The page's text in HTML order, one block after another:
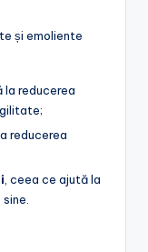
și emoliente
la reducerea
reducerea
, ceea ce ajută la